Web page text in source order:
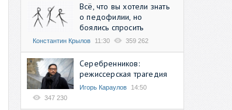
Всё, что вы хотели знать
о педофилии, но
боялись спросить
Константин Крылов 11:30 359 262
Серебренников:
режиссерская трагедия
Игорь Караулов
14:50
347 230